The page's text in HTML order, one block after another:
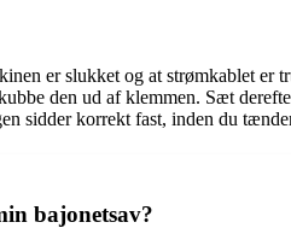
er slukket og at strømkablet
den ud af klemmen. Sæt
sidder korrekt fast, inden du
bajonetsav?